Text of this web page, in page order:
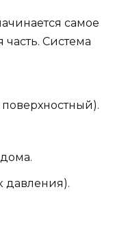
самое
Система
давления).